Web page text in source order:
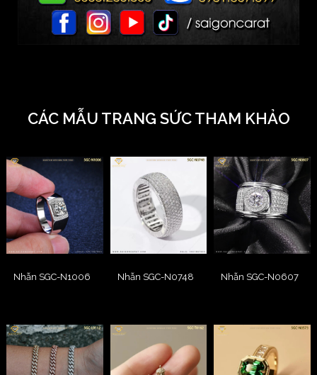
CÁC MẪU TRANG SỨC THAM KHẢO
Nhẫn SGC-N1006 Nhẫn SGC-N0748 Nhẫn SGC-N0607